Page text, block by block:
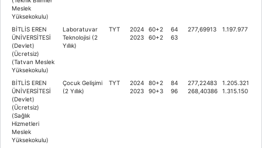
Meslek
Yüksekokulu)
BİTLİS EREN
ÜNİVERSİTESİ
(Devlet)
(Ücretsiz)
(Tatvan Meslek
Yüksekokulu)
Laboratuvar
Teknolojisi (2
Yıllık)
TYT
2024
2023
60+2
60+2
64
63
277,69913 1.197.977
BİTLİS EREN
ÜNİVERSİTESİ
(Devlet)
(Ücretsiz)
(Sağlık
Hizmetleri
Meslek
Yüksekokulu)
Çocuk Gelişimi
(2 Yıllık)
TYT
2024
2023
80+2
90+3
84
96
277,22483
268,40386
1.205.321
1.315.150